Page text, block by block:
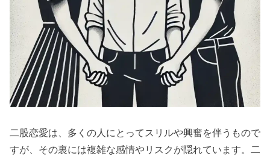
二股恋愛は、多くの人にとってスリルや興奮を伴うもので
すが、その裏には複雑な感情やリスクが隠れています。二